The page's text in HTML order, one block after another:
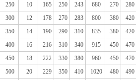
250
10 165 250 243 680 270 280
300
12 178 270 283 800 380 420
350
14 190 290 310 835 380 420
400
16 216 310 340 915 450 470
450
18 222 330 380 960 450 470
500
20 229 350 410 1020 480 490